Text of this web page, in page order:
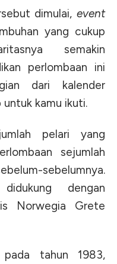
dimulai, event
yang cukup
semakin
perlombaan ini
dari kalender
kamu ikuti.
pelari yang
sejumlah
sebelumnya.
dengan
Norwegia Grete
tahun 1983,